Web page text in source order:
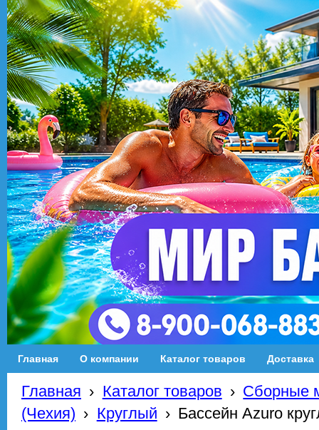
Главная О компании Каталог товаров Доставка
Главная › Каталог товаров › Сборные
(Чехия) › Круглый › Бассейн Azuro